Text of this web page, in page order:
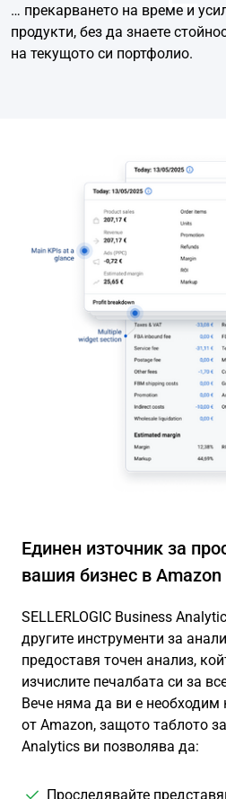
… прекарването на време и
продукти, без да знаете
на текущото си портфолио.
Единен източник за
вашия бизнес в Amazon
SELLERLOGIC Business
другите инструменти за
предоставя точен анализ,
изчислите печалбата си за
Вече няма да ви е необходим
от Amazon, защото таблото
Analytics ви позволява да:
Проследявайте